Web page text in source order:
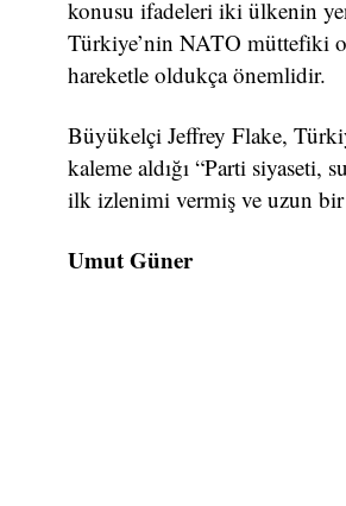
konusu ifadeleri iki ülkenin
Türkiye’nin NATO müttefiki
hareketle oldukça önemlidir.
Büyükelçi Jeffrey Flake,
kaleme aldığı “Parti siyaseti,
ilk izlenimi vermiş ve uzun bir
Umut Güner